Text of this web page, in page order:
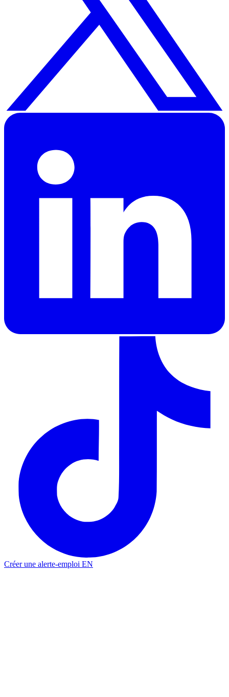
Créer une alerte-emploi EN